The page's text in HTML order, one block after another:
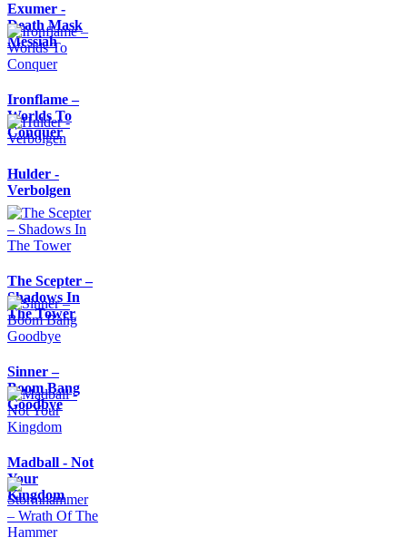
Exumer -
Death Mask
Messiah
Ironflame –
Worlds To
Conquer
Hulder -
Verbolgen
The Scepter –
Shadows In
The Tower
Sinner –
Boom Bang
Goodbye
Madball - Not
Your
Kingdom